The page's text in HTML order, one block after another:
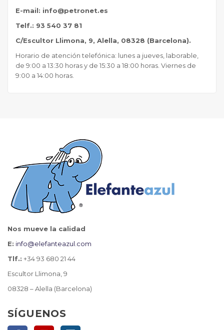
E-mail: info@petronet.es
Telf.: 93 540 37 81
C/Escultor Llimona, 9, Alella, 08328 (Barcelona).
Horario de atención telefónica: lunes a jueves, laborable,
de 9:00 a 13:30 horas y de 15:30 a 18:00 horas. Viernes de
9:00 a 14:00 horas.
Nos mueve la calidad
E: info@elefanteazul.com
Tlf.: +34 93 680 21 44
Escultor Llimona, 9
08328 – Alella (Barcelona)
SÍGUENOS